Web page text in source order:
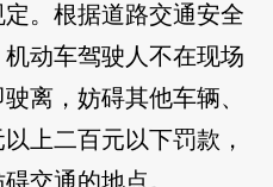
。根据道路交通安全
动车驾驶人不在现场
离，妨碍其他车辆、
上二百元以下罚款，
交通的地点。